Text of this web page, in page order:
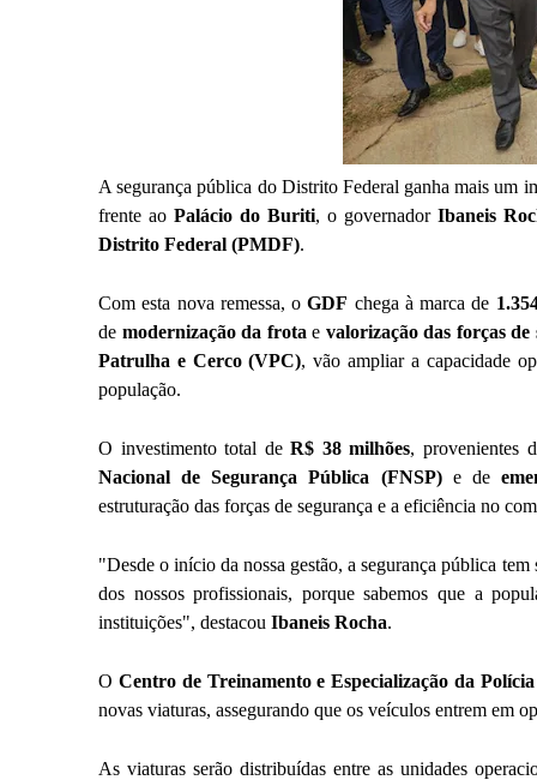
A segurança pública do Distrito Federal ganha mais um
frente ao Palácio do Buriti, o governador Ibaneis
Distrito Federal (PMDF).
Com esta nova remessa, oGDF chega à marca de
de modernização da frota e valorização das forças de
Patrulha e Cerco (VPC), vão ampliar a capacidade
população.
O investimento total deR$ 38 milhões, provenientes
Nacional de Segurança Pública (FNSP)e de
estruturação das forças de segurança e a eficiência no
"Desde o início da nossa gestão, a segurança pública
dos nossos profissionais, porque sabemos que a
instituições", destacou Ibaneis Rocha.
O Centro de Treinamento e Especialização da
novas viaturas, assegurando que os veículos entrem em
As viaturas serão distribuídas entre as unidades